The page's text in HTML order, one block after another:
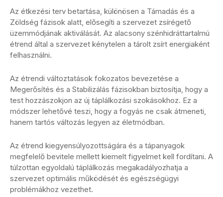
Az étkezési terv betartása, különösen a Támadás és a
Zöldség fázisok alatt, elősegíti a szervezet zsírégető
üzemmódjának aktiválását. Az alacsony szénhidráttartalmú
étrend által a szervezet kénytelen a tárolt zsírt energiaként
felhasználni.
Az étrendi változtatások fokozatos bevezetése a
Megerősítés és a Stabilizálás fázisokban biztosítja, hogy a
test hozzászokjon az új táplálkozási szokásokhoz. Ez a
módszer lehetővé teszi, hogy a fogyás ne csak átmeneti,
hanem tartós változás legyen az életmódban.
Az étrend kiegyensúlyozottságára és a tápanyagok
megfelelő bevitele mellett kiemelt figyelmet kell fordítani. A
túlzottan egyoldalú táplálkozás megakadályozhatja a
szervezet optimális működését és egészségügyi
problémákhoz vezethet.